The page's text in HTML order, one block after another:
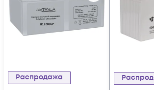
Распродажа